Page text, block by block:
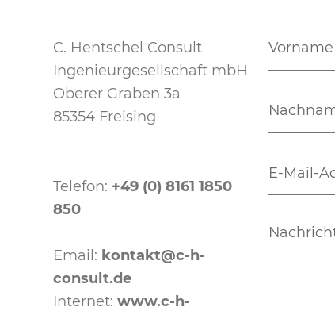
C. Hentschel Consult
Ingenieurgesellschaft mbH
Oberer Graben 3a
85354 Freising
Telefon: +49 (0) 8161 1850
850
Email: kontakt@c-h-
consult.de
Internet:www.c-h-